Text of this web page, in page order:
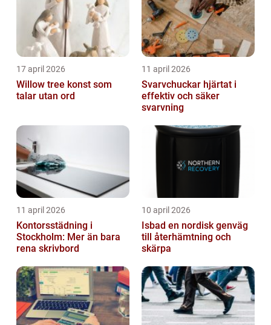
17 april 2026
Willow tree konst som
talar utan ord
11 april 2026
Svarvchuckar hjärtat i
effektiv och säker
svarvning
11 april 2026
Kontorsstädning i
Stockholm: Mer än bara
rena skrivbord
10 april 2026
Isbad en nordisk genväg
till återhämtning och
skärpa